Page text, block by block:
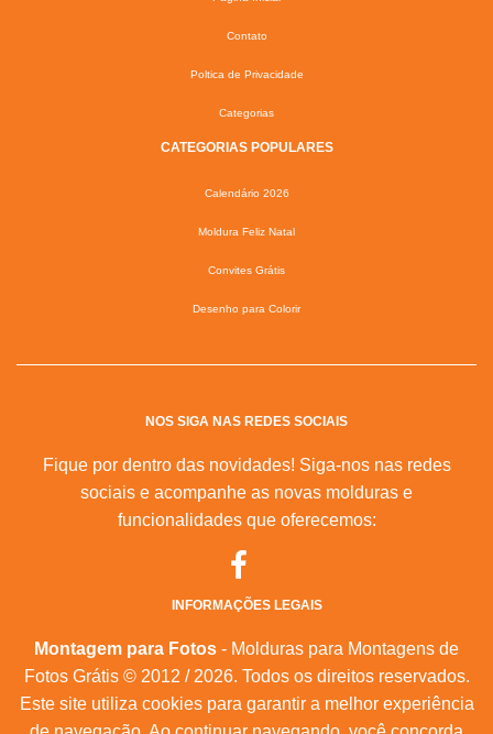
Contato
Poltica de Privacidade
Categorias
CATEGORIAS POPULARES
Calendário 2026
Moldura Feliz Natal
Convites Grátis
Desenho para Colorir
NOS SIGA NAS REDES SOCIAIS
Fique por dentro das novidades! Siga-nos nas redes
sociais e acompanhe as novas molduras e
funcionalidades que oferecemos:
INFORMAÇÕES LEGAIS
Montagem para Fotos - Molduras para Montagens de
Fotos Grátis © 2012 / 2026. Todos os direitos reservados.
Este site utiliza cookies para garantir a melhor experiência